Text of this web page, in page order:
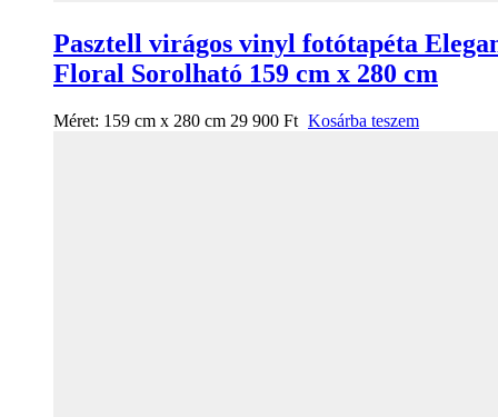
Pasztell virágos vinyl fotótapéta
Floral Sorolható 159 cm x 280 cm
Méret: 159 cm x 280 cm 29 900 Ft Kosárba teszem